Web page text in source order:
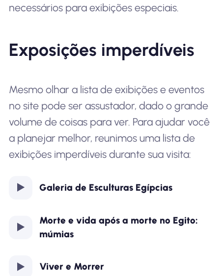
necessários para exibições especiais.
Exposições imperdíveis
Mesmo olhar a lista de exibições e eventos
no site pode ser assustador, dado o grande
volume de coisas para ver. Para ajudar você
a planejar melhor, reunimos uma lista de
exibições imperdíveis durante sua visita:
Galeria de Esculturas Egípcias
Morte e vida após a morte no Egito:
múmias
Viver e Morrer